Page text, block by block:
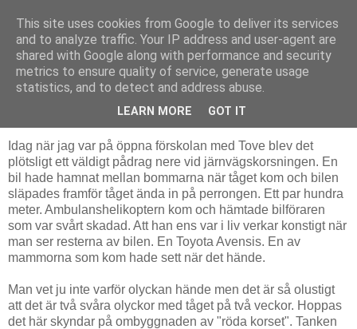
Livsdans
tisdag 31 mars 2009
En olycka kommer sällan ensam
Idag när jag var på öppna förskolan med Tove blev det
plötsligt ett väldigt pådrag nere vid järnvägskorsningen. En
bil hade hamnat mellan bommarna när tåget kom och bilen
släpades framför tåget ända in på perrongen. Ett par hundra
meter. Ambulanshelikoptern kom och hämtade bilföraren
som var svårt skadad. Att han ens var i liv verkar konstigt när
man ser resterna av bilen. En Toyota Avensis. En av
mammorna som kom hade sett när det hände.
Man vet ju inte varför olyckan hände men det är så olustigt
att det är två svåra olyckor med tåget på två veckor. Hoppas
det här skyndar på ombyggnaden av "röda korset". Tanken
This site uses cookies from Google to deliver its services
and to analyze traffic. Your IP address and user-agent are
shared with Google along with performance and security
metrics to ensure quality of service, generate usage
statistics, and to detect and address abuse.
LEARN MORE GOT IT